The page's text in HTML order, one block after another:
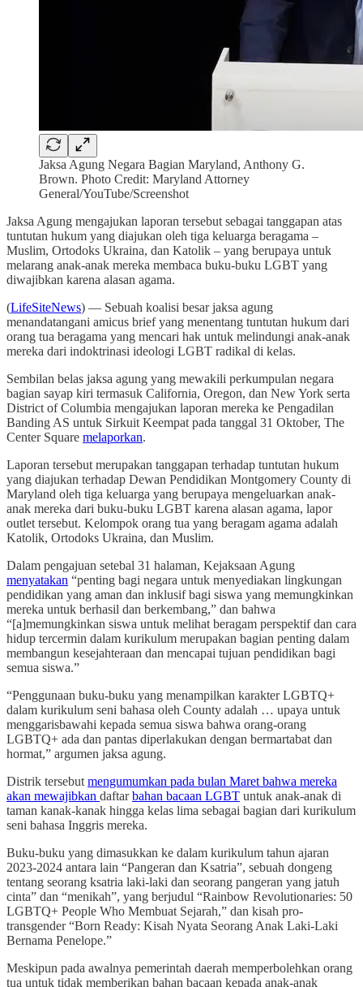
Jaksa Agung Negara Bagian Maryland, Anthony G.
Brown. Photo Credit: Maryland Attorney
General/YouTube/Screenshot
Jaksa Agung mengajukan laporan tersebut sebagai tanggapan atas
tuntutan hukum yang diajukan oleh tiga keluarga beragama –
Muslim, Ortodoks Ukraina, dan Katolik – yang berupaya untuk
melarang anak-anak mereka membaca buku-buku LGBT yang
diwajibkan karena alasan agama.
(LifeSiteNews) — Sebuah koalisi besar jaksa agung
menandatangani amicus brief yang menentang tuntutan hukum dari
orang tua beragama yang mencari hak untuk melindungi anak-anak
mereka dari indoktrinasi ideologi LGBT radikal di kelas.
Sembilan belas jaksa agung yang mewakili perkumpulan negara
bagian sayap kiri termasuk California, Oregon, dan New York serta
District of Columbia mengajukan laporan mereka ke Pengadilan
Banding AS untuk Sirkuit Keempat pada tanggal 31 Oktober, The
Center Square melaporkan.
Laporan tersebut merupakan tanggapan terhadap tuntutan hukum
yang diajukan terhadap Dewan Pendidikan Montgomery County di
Maryland oleh tiga keluarga yang berupaya mengeluarkan anak-
anak mereka dari buku-buku LGBT karena alasan agama, lapor
outlet tersebut. Kelompok orang tua yang beragam agama adalah
Katolik, Ortodoks Ukraina, dan Muslim.
Dalam pengajuan setebal 31 halaman, Kejaksaan Agung
menyatakan “penting bagi negara untuk menyediakan lingkungan
pendidikan yang aman dan inklusif bagi siswa yang memungkinkan
mereka untuk berhasil dan berkembang,” dan bahwa
“[a]memungkinkan siswa untuk melihat beragam perspektif dan cara
hidup tercermin dalam kurikulum merupakan bagian penting dalam
membangun kesejahteraan dan mencapai tujuan pendidikan bagi
semua siswa.”
“Penggunaan buku-buku yang menampilkan karakter LGBTQ+
dalam kurikulum seni bahasa oleh County adalah … upaya untuk
menggarisbawahi kepada semua siswa bahwa orang-orang
LGBTQ+ ada dan pantas diperlakukan dengan bermartabat dan
hormat,” argumen jaksa agung.
Distrik tersebut mengumumkan pada bulan Maret bahwa mereka
akan mewajibkan daftarbahan bacaan LGBT untuk anak-anak di
taman kanak-kanak hingga kelas lima sebagai bagian dari kurikulum
seni bahasa Inggris mereka.
Buku-buku yang dimasukkan ke dalam kurikulum tahun ajaran
2023-2024 antara lain “Pangeran dan Ksatria”, sebuah dongeng
tentang seorang ksatria laki-laki dan seorang pangeran yang jatuh
cinta” dan “menikah”, yang berjudul “Rainbow Revolutionaries: 50
LGBTQ+ People Who Membuat Sejarah,” dan kisah pro-
transgender “Born Ready: Kisah Nyata Seorang Anak Laki-Laki
Bernama Penelope.”
Meskipun pada awalnya pemerintah daerah memperbolehkan orang
tua untuk tidak memberikan bahan bacaan kepada anak-anak